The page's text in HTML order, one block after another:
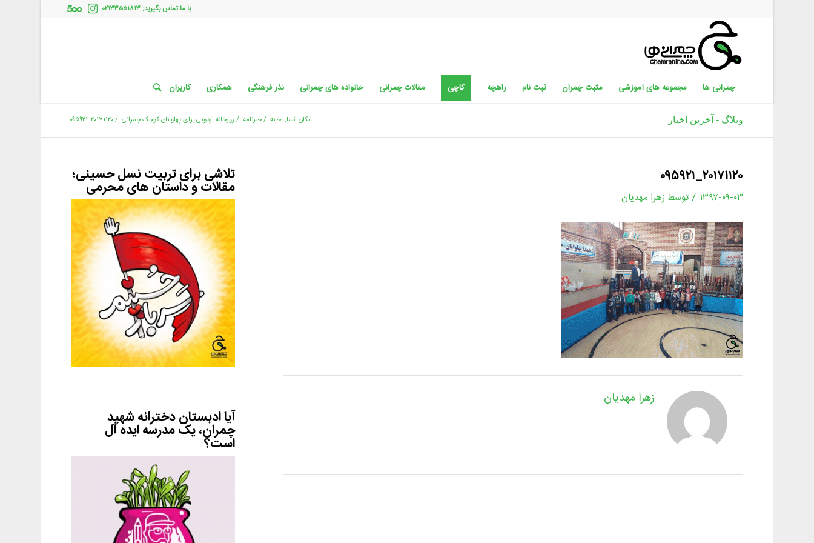
با ما تماس بگیرید: ۰۲۱۳۳۵۵۱۸۱۳
چمرانی ها مجموعه های آموزشی مثبت چمران ثبت نام راهچه کاچی مقالات چمرانی خانواده های چمرانی نذر فرهنگی همکاری کاربران
وبلاگ - آخرین اخبار مکان شما: خانه /خبرنامه / زورخانه اردویی برای پهلوانان کوچک چمرانی /۲۰۱۷۱۱۲۰_۰۹۵۹۲۱
۲۰۱۷۱۱۲۰_۰۹۵۹۲۱
۱۳۹۷-۰۹-۰۳ / توسط زهرا مهدیان
زهرا مهدیان
تلاشی برای تربیت نسل حسینی؛
مقالات و داستان های محرمی
آیا ادبستان دخترانه شهید
چمران، یک مدرسه ایده آل
است؟